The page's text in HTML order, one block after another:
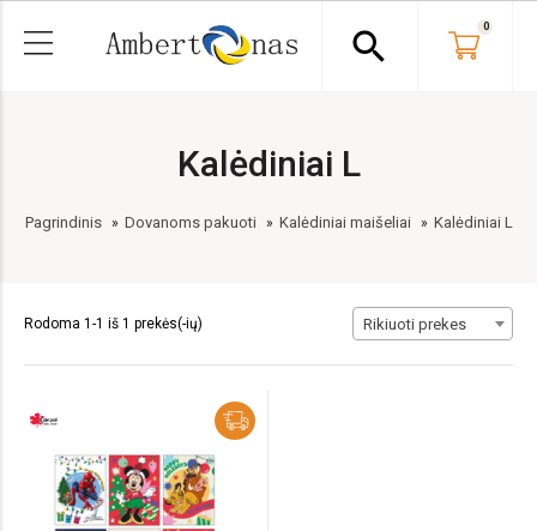
search 0
Kalėdiniai L
Pagrindinis Dovanoms pakuoti Kalėdiniai maišeliai Kalėdiniai L
Rodoma 1-1 iš 1 prekės(-ių) Rikiuoti prekes